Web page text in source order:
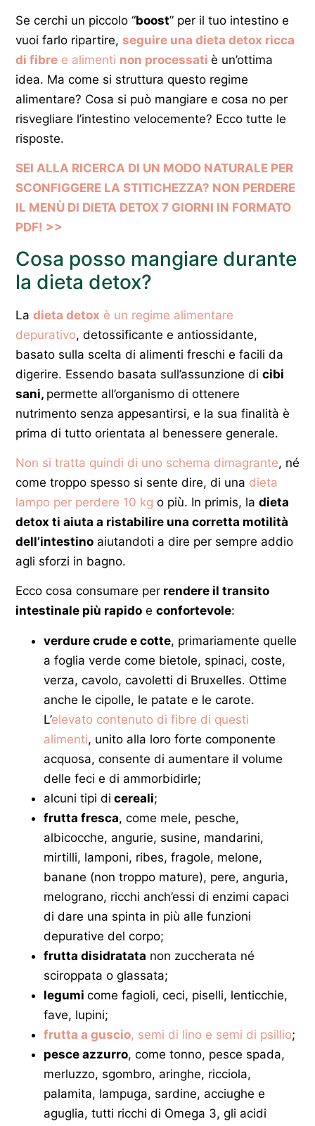
Se cerchi un piccolo “boost” per il tuo intestino e
vuoi farlo ripartire, seguire una dieta detox ricca
di fibre e alimenti non processati è un’ottima
idea. Ma come si struttura questo regime
alimentare? Cosa si può mangiare e cosa no per
risvegliare l’intestino velocemente? Ecco tutte le
risposte.
SEI ALLA RICERCA DI UN MODO NATURALE PER
SCONFIGGERE LA STITICHEZZA? NON PERDERE
IL MENÙ DI DIETA DETOX 7 GIORNI IN FORMATO
PDF! >>
Cosa posso mangiare durante
la dieta detox?
La dieta detox è un regime alimentare
depurativo, detossificante e antiossidante,
basato sulla scelta di alimenti freschi e facili da
digerire. Essendo basata sull’assunzione di cibi
sani, permette all’organismo di ottenere
nutrimento senza appesantirsi, e la sua finalità è
prima di tutto orientata al benessere generale.
Non si tratta quindi di uno schema dimagrante, né
come troppo spesso si sente dire, di una dieta
lampo per perdere 10 kg o più. In primis, la dieta
detox ti aiuta a ristabilire una corretta motilità
dell’intestino aiutandoti a dire per sempre addio
agli sforzi in bagno.
Ecco cosa consumare per rendere il transito
intestinale più rapido e confortevole:
verdure crude e cotte, primariamente quelle
a foglia verde come bietole, spinaci, coste,
verza, cavolo, cavoletti di Bruxelles. Ottime
anche le cipolle, le patate e le carote.
L’elevato contenuto di fibre di questi
alimenti, unito alla loro forte componente
acquosa, consente di aumentare il volume
delle feci e di ammorbidirle;
alcuni tipi di cereali;
frutta fresca, come mele, pesche,
albicocche, angurie, susine, mandarini,
mirtilli, lamponi, ribes, fragole, melone,
banane (non troppo mature), pere, anguria,
melograno, ricchi anch’essi di enzimi capaci
di dare una spinta in più alle funzioni
depurative del corpo;
frutta disidratata non zuccherata né
sciroppata o glassata;
legumi come fagioli, ceci, piselli, lenticchie,
fave, lupini;
frutta a guscio, semi di lino e semi di psillio;
pesce azzurro, come tonno, pesce spada,
merluzzo, sgombro, aringhe, ricciola,
palamita, lampuga, sardine, acciughe e
aguglia, tutti ricchi di Omega 3, gli acidi